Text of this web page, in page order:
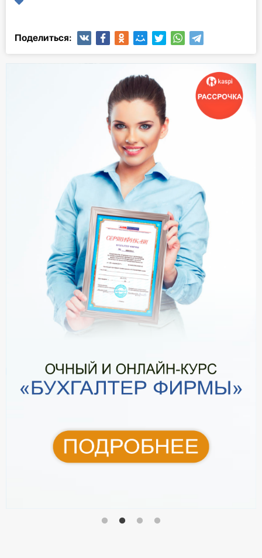
Поделиться: